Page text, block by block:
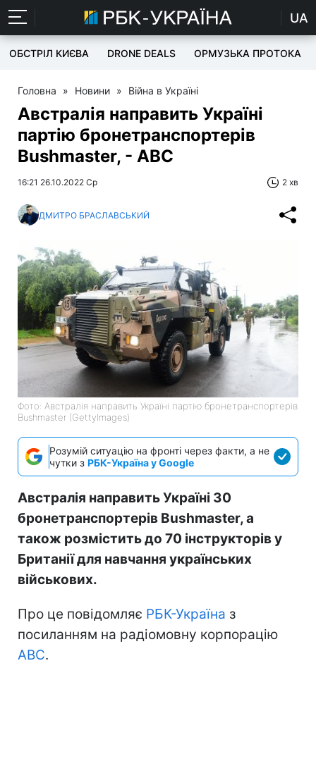
UA
ОБСТРІЛ КИЄВА DRONE DEALS ОРМУЗЬКА ПРОТОКА
Головна » Новини » Війна в Україні
Австралія направить Україні
партію бронетранспортерів
Bushmaster, - ABC
16:21 26.10.2022 Ср 2 хв
ДМИТРО БРАСЛАВСЬКИЙ
Фото: Австралія направить Україні партію бронетранспортерів
Bushmaster (GettyImages)
Розумій ситуацію на фронті через факти, а не
чутки з РБК-Україна у Google
Австралія направить Україні 30
бронетранспортерів Bushmaster, а
також розмістить до 70 інструкторів у
Британії для навчання українських
військових.
Про це повідомляє РБК-Україна з
посиланням на радіомовну корпорацію
ABC.